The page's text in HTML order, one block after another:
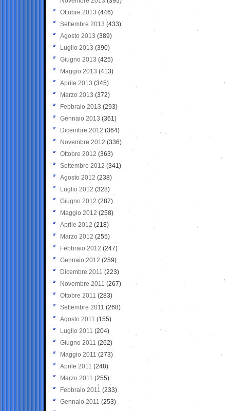
Ottobre 2013 (446)
Settembre 2013 (433)
Agosto 2013 (389)
Luglio 2013 (390)
Giugno 2013 (425)
Maggio 2013 (413)
Aprile 2013 (345)
Marzo 2013 (372)
Febbraio 2013 (293)
Gennaio 2013 (361)
Dicembre 2012 (364)
Novembre 2012 (336)
Ottobre 2012 (363)
Settembre 2012 (341)
Agosto 2012 (238)
Luglio 2012 (328)
Giugno 2012 (287)
Maggio 2012 (258)
Aprile 2012 (218)
Marzo 2012 (255)
Febbraio 2012 (247)
Gennaio 2012 (259)
Dicembre 2011 (223)
Novembre 2011 (267)
Ottobre 2011 (283)
Settembre 2011 (268)
Agosto 2011 (155)
Luglio 2011 (204)
Giugno 2011 (262)
Maggio 2011 (273)
Aprile 2011 (248)
Marzo 2011 (255)
Febbraio 2011 (233)
Gennaio 2011 (253)